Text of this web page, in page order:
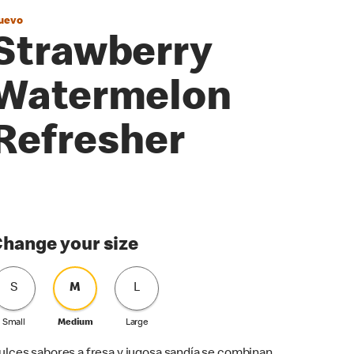
your size
S
Small
M
Medium
L
Large